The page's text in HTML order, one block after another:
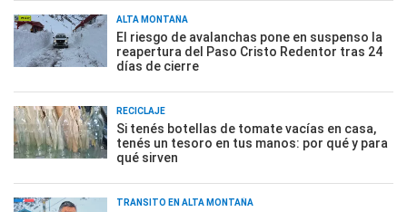
ALTA MONTAÑA
El riesgo de avalanchas pone en suspenso la
reapertura del Paso Cristo Redentor tras 24
días de cierre
RECICLAJE
Si tenés botellas de tomate vacías en casa,
tenés un tesoro en tus manos: por qué y para
qué sirven
TRÁNSITO EN ALTA MONTAÑA